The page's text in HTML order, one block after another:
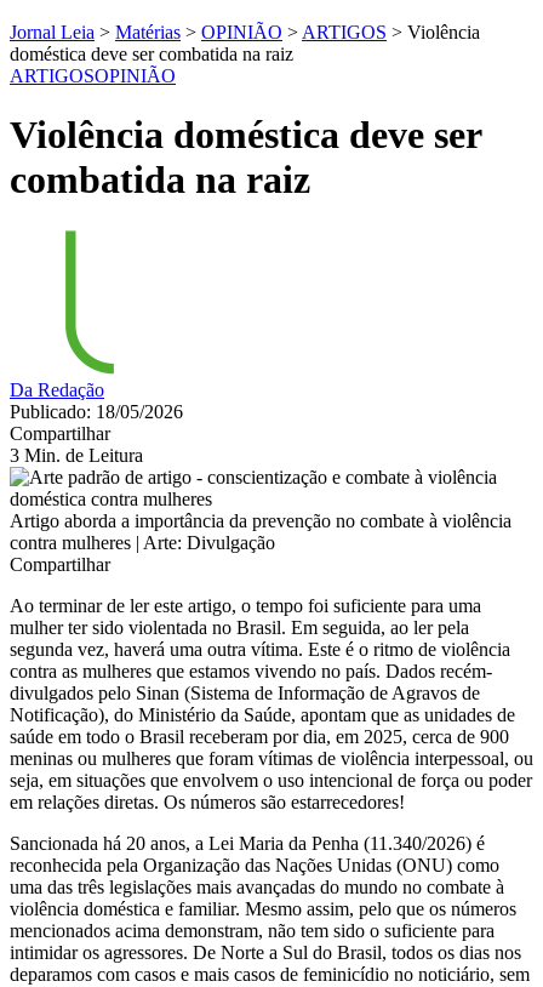
Jornal Leia > Matérias > OPINIÃO > ARTIGOS > Violência
doméstica deve ser combatida na raiz
ARTIGOSOPINIÃO
Violência doméstica deve ser
combatida na raiz
Da Redação
Publicado: 18/05/2026
Compartilhar
3 Min. de Leitura
Artigo aborda a importância da prevenção no combate à violência
contra mulheres | Arte: Divulgação
Compartilhar
Ao terminar de ler este artigo, o tempo foi suficiente para uma
mulher ter sido violentada no Brasil. Em seguida, ao ler pela
segunda vez, haverá uma outra vítima. Este é o ritmo de violência
contra as mulheres que estamos vivendo no país. Dados recém-
divulgados pelo Sinan (Sistema de Informação de Agravos de
Notificação), do Ministério da Saúde, apontam que as unidades de
saúde em todo o Brasil receberam por dia, em 2025, cerca de 900
meninas ou mulheres que foram vítimas de violência interpessoal, ou
seja, em situações que envolvem o uso intencional de força ou poder
em relações diretas. Os números são estarrecedores!
Sancionada há 20 anos, a Lei Maria da Penha (11.340/2026) é
reconhecida pela Organização das Nações Unidas (ONU) como
uma das três legislações mais avançadas do mundo no combate à
violência doméstica e familiar. Mesmo assim, pelo que os números
mencionados acima demonstram, não tem sido o suficiente para
intimidar os agressores. De Norte a Sul do Brasil, todos os dias nos
deparamos com casos e mais casos de feminicídio no noticiário, sem